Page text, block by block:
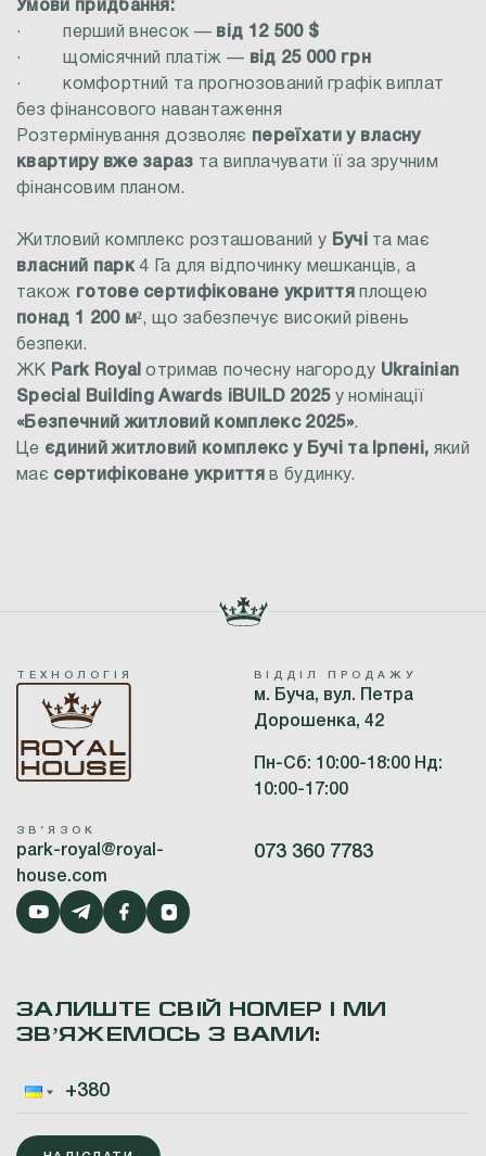
Умови придбання:
·
перший внесок — від 12 500 $
·
щомісячний платіж — від 25 000 грн
·
комфортний та прогнозований графік виплат
без фінансового навантаження
Розтермінування дозволяє
переїхати у власну
квартиру вже зараз та виплачувати її за зручним
фінансовим планом.
Житловий комплекс розташований у Бучі
та має
власний парк 4 Га для відпочинку мешканців, а
також готове сертифіковане укриття
площею
понад 1 200 м², що забезпечує високий рівень
безпеки.
ЖК Park Royal отримав почесну нагороду Ukrainian
Special Building Awards iBUILD 2025у номінації
«Безпечний житловий комплекс 2025».
Це єдиний житловий комплекс у Бучі та Ірпені, який
має сертифіковане укриття в будинку.
ТЕХНОЛОГІЯ ВІДДІЛ ПРОДАЖУ
м. Буча, вул. Петра
Дорошенка, 42
Пн-Сб: 10:00-18:00 Нд:
10:00-17:00
ЗВʼЯЗОК
park-royal@royal-
house.com
073 360 7783
ЗАЛИШТЕ СВІЙ НОМЕР І МИ
ЗВʼЯЖЕМОСЬ З ВАМИ: